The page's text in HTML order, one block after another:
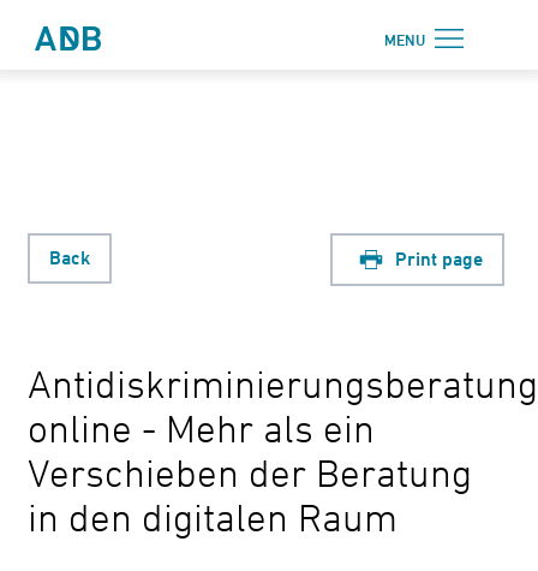
MENU
Change
Back Print page
Antidiskriminierungsberatung
online - Mehr als ein
Verschieben der Beratung
in den digitalen Raum